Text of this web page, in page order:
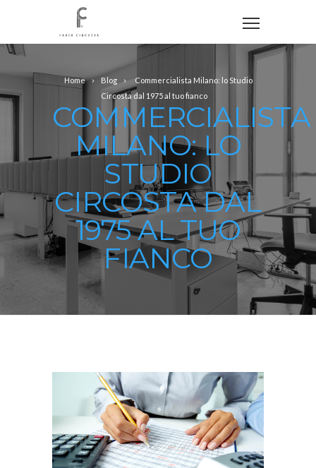
Home Blog
Commercialista Milano: lo Studio
Circosta dal 1975 al tuo fianco
COMMERCIALISTA
MILANO: LO
STUDIO
CIRCOSTA DAL
1975 AL TUO
FIANCO